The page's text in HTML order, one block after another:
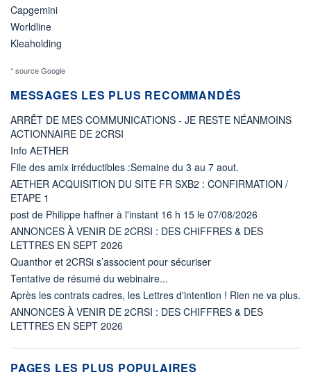
Capgemini
Worldline
Kleaholding
* source Google
MESSAGES LES PLUS RECOMMANDÉS
ARRÊT DE MES COMMUNICATIONS - JE RESTE NÉANMOINS
ACTIONNAIRE DE 2CRSI
Info AETHER
File des amix irréductibles :Semaine du 3 au 7 aout.
AETHER ACQUISITION DU SITE FR SXB2 : CONFIRMATION /
ETAPE 1
post de Philippe haffner à l'instant 16 h 15 le 07/08/2026
ANNONCES À VENIR DE 2CRSI : DES CHIFFRES & DES
LETTRES EN SEPT 2026
Quanthor et 2CRSi s’associent pour sécuriser
Tentative de résumé du webinaire...
Après les contrats cadres, les Lettres d'intention ! Rien ne va plus.
ANNONCES À VENIR DE 2CRSI : DES CHIFFRES & DES
LETTRES EN SEPT 2026
PAGES LES PLUS POPULAIRES